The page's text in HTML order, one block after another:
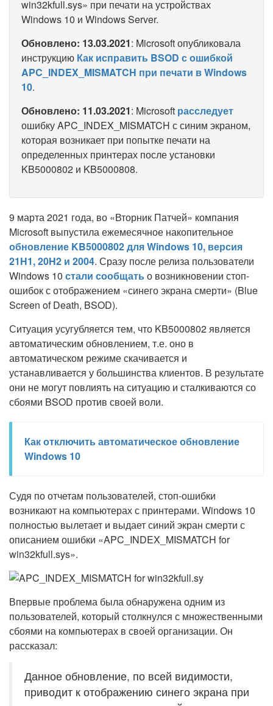
win32kfull.sys» при печати на устройствах
Windows 10 и Windows Server.
Обновлено: 13.03.2021: Microsoft опубликовала
инструкцию Как исправить BSOD с ошибкой
APC_INDEX_MISMATCH при печати в Windows
10.
Обновлено: 11.03.2021: Microsoft расследует
ошибку APC_INDEX_MISMATCH с синим экраном,
которая возникает при попытке печати на
определенных принтерах после установки
KB5000802 и KB5000808.
9 марта 2021 года, во «Вторник Патчей» компания
Microsoft выпустила ежемесячное накопительное
обновление KB5000802 для Windows 10, версия
21H1, 20H2 и 2004. Сразу после релиза пользователи
Windows 10 стали сообщатьо возникновении стоп-
ошибок с отображением «синего экрана смерти» (Blue
Screen of Death, BSOD).
Ситуация усугубляется тем, что KB5000802 является
автоматическим обновлением, т.е. оно в
автоматическом режиме скачивается и
устанавливается у большинства клиентов. В результате
они не могут повлиять на ситуацию и сталкиваются со
сбоями BSOD против своей воли.
Как отключить автоматическое обновление
Windows 10
Судя по отчетам пользователей, стоп-ошибки
возникают на компьютерах с принтерами. Windows 10
полностью вылетает и выдает синий экран смерти с
описанием ошибки «APC_INDEX_MISMATCH for
win32kfull.sys».
Впервые проблема была обнаружена одним из
пользователей, который столкнулся с множественными
сбоями на компьютерах в своей организации. Он
рассказал:
Данное обновление, по всей видимости,
приводит к отображению синего экрана при